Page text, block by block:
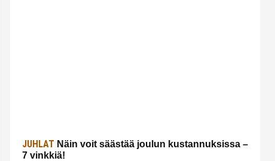
JUHLAT Näin voit säästää joulun kustannuksissa –
7 vinkkiä!